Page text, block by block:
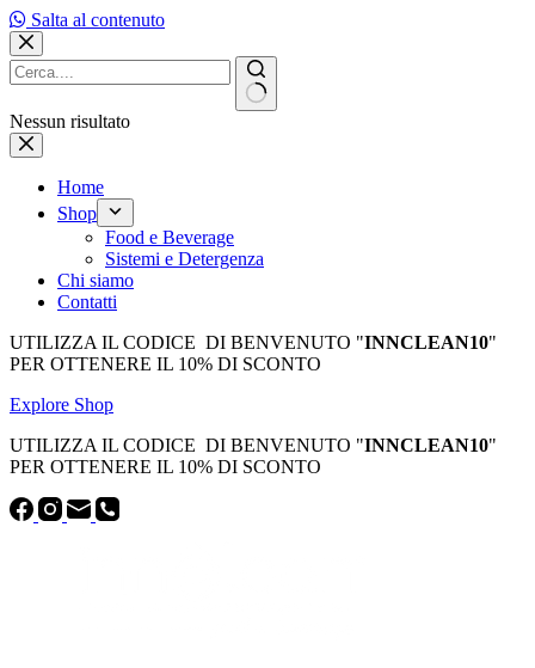
Salta al contenuto
Nessun risultato
Home
Shop
Food e Beverage
Sistemi e Detergenza
Chi siamo
Contatti
UTILIZZA IL CODICE DI BENVENUTO "INNCLEAN10"
PER OTTENERE IL 10% DI SCONTO
Explore Shop
UTILIZZA IL CODICE DI BENVENUTO "INNCLEAN10"
PER OTTENERE IL 10% DI SCONTO